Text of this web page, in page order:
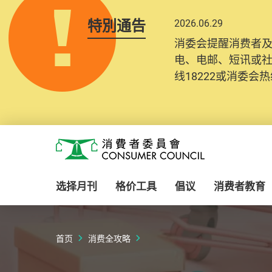
特別通告 2026.06.29
消委会提醒消费者
电、电邮、短讯或
线18222或消委会
消费者委员会
选择月刊 格价工具 倡议 消费者教育
首页 消费全攻略